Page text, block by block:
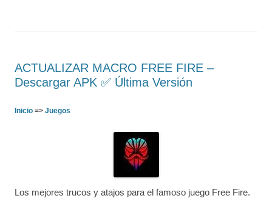
ACTUALIZAR MACRO FREE FIRE –
Descargar APK ✅️ Última Versión
Inicio => Juegos
Los mejores trucos y atajos para el famoso juego Free Fire.